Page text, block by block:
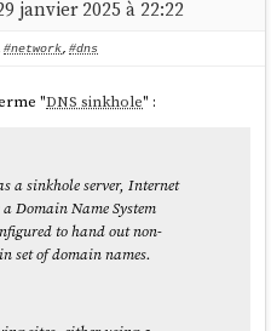
tech/
transfert_sortant/transfert_lock.html
transfert_sortant/auth_code.html
web de gandi, aller sur la page du
puis sur "vue avancée", et c'est le
utilisateurs_avances/dnssec.html?
janvier 2025 à 22:22
#network, #dns
"DNS sinkhole" :
a sinkhole server, Internet
Domain Name System
to hand out non-
set of domain names.